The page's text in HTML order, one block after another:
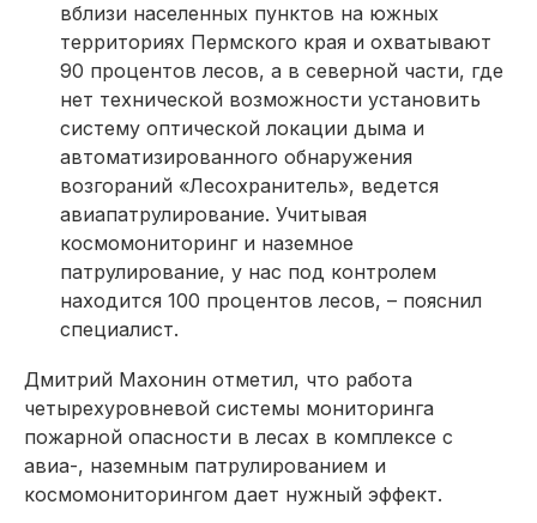
вблизи населенных пунктов на южных
территориях Пермского края и охватывают
90 процентов лесов, а в северной части, где
нет технической возможности установить
систему оптической локации дыма и
автоматизированного обнаружения
возгораний «Лесохранитель», ведется
авиапатрулирование. Учитывая
космомониторинг и наземное
патрулирование, у нас под контролем
находится 100 процентов лесов, – пояснил
специалист.
Дмитрий Махонин отметил, что работа
четырехуровневой системы мониторинга
пожарной опасности в лесах в комплексе с
авиа-, наземным патрулированием и
космомониторингом дает нужный эффект.